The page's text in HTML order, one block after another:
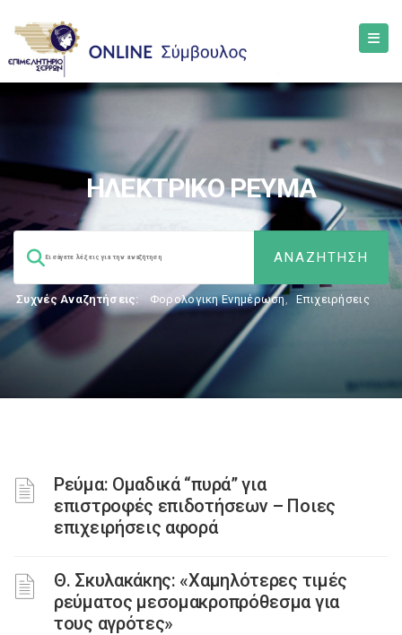
ΗΛΕΚΤΡΙΚΟ ΡΕΥΜΑ
Συχνές Αναζητήσεις: Φορολογικη Ενημέρωση, Επιχειρήσεις
Ρεύμα: Ομαδικά “πυρά” για
επιστροφές επιδοτήσεων – Ποιες
επιχειρήσεις αφορά
Θ. Σκυλακάκης: «Χαμηλότερες τιμές
ρεύματος μεσομακροπρόθεσμα για
τους αγρότες»